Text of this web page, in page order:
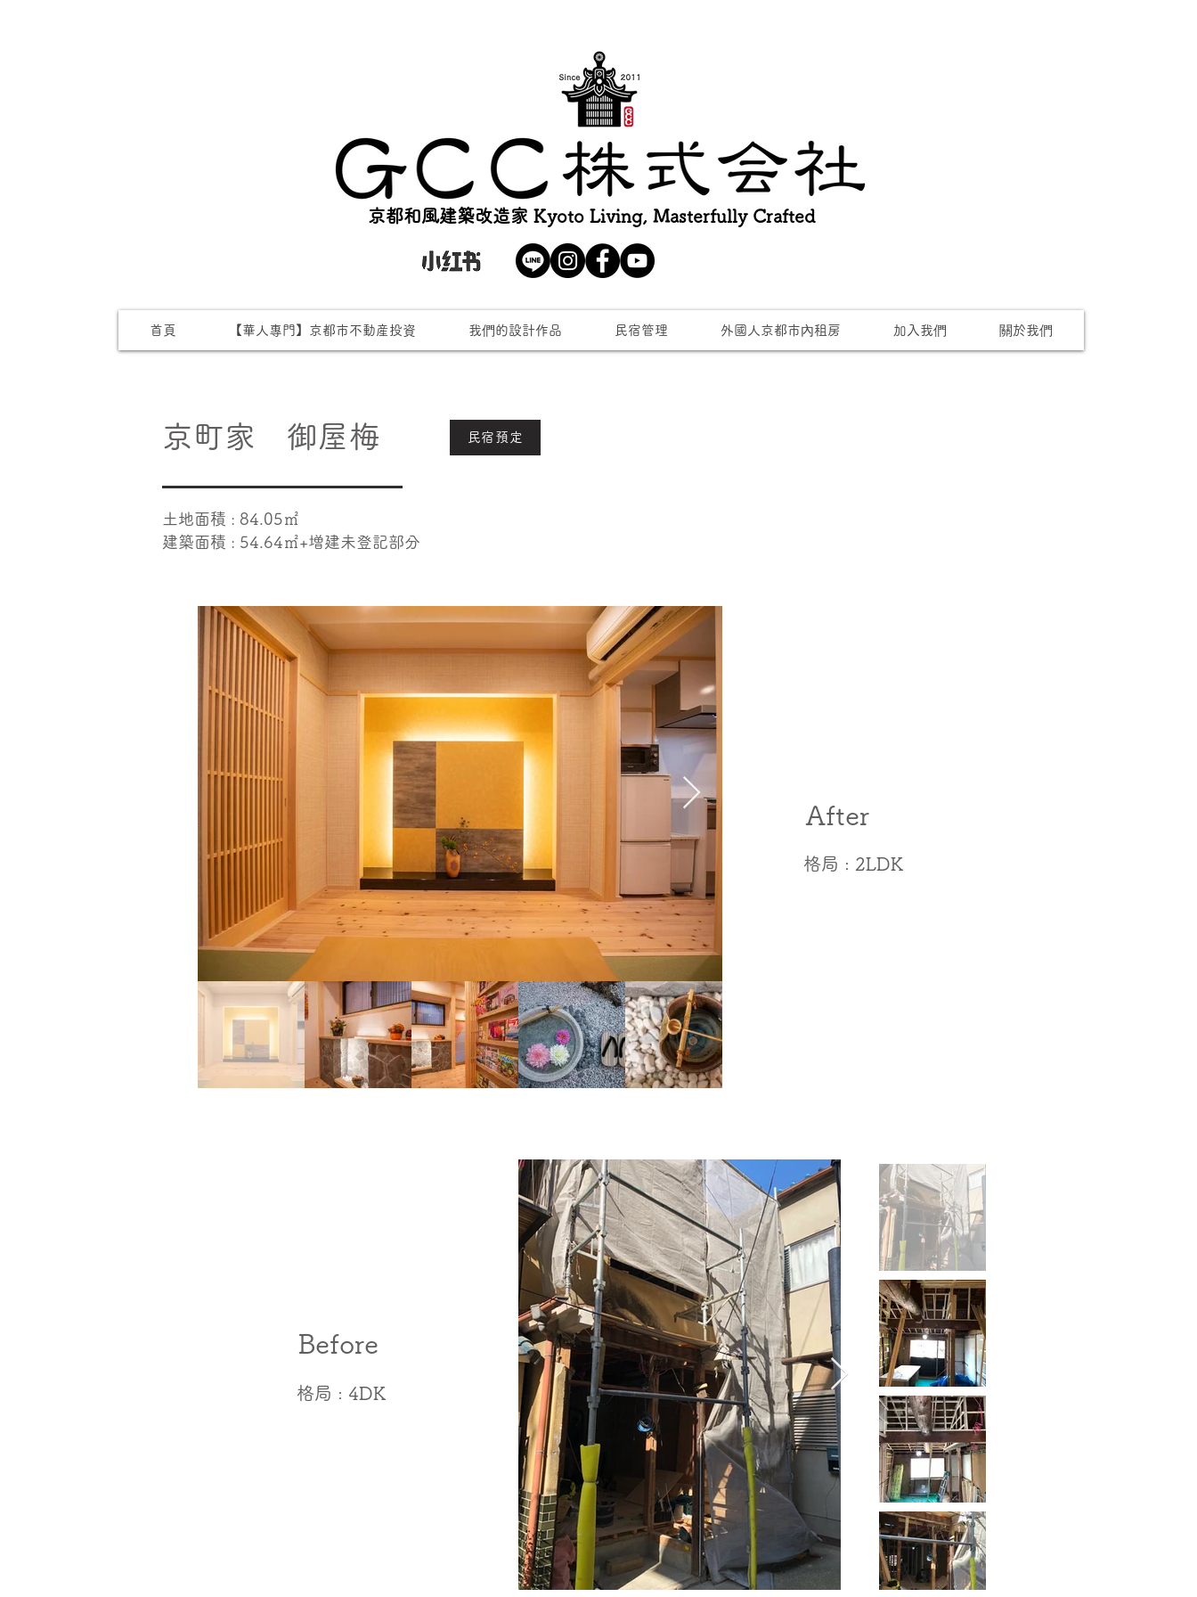
京都和風建築改造家 Kyoto Living, Masterfully Crafted
首頁 【華人專門】京都市不動産投資 我們的設計作品 民宿管理 外國人京都市內租房 加入我們 關於我們
​京町家 御屋梅 民宿預定
土地面積 : 84.05㎡
建築面積 : 54.64㎡+増建未登記部分
After
​格局 : 2LDK
Before
​格局 : 4DK